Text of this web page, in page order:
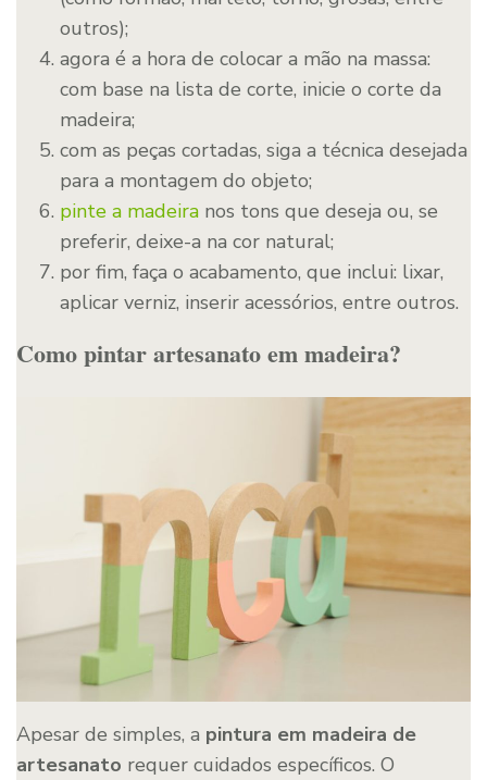
outros);
agora é a hora de colocar a mão na massa:
com base na lista de corte, inicie o corte da
madeira;
com as peças cortadas, siga a técnica desejada
para a montagem do objeto;
pinte a madeira nos tons que deseja ou, se
preferir, deixe-a na cor natural;
por fim, faça o acabamento, que inclui: lixar,
aplicar verniz, inserir acessórios, entre outros.
Como pintar artesanato em madeira?
Apesar de simples, a pintura em madeira de
artesanato requer cuidados específicos. O